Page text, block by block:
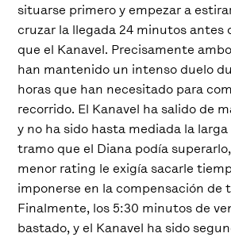
situarse primero y empezar a
cruzar la llegada 24 minutos antes
que el Kanavel. Precisamente
han mantenido un intenso duelo
horas que han necesitado para
recorrido. El Kanavel ha salido de
y no ha sido hasta mediada la
tramo que el Diana podía
menor rating le exigía sacarle
imponerse en la compensación de
Finalmente, los 5:30 minutos de
bastado, y el Kanavel ha sido